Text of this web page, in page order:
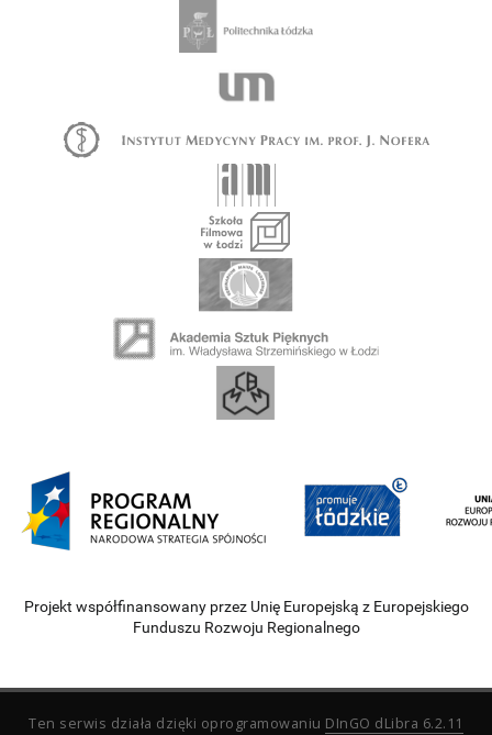
Projekt współfinansowany przez Unię Europejską z Europejskiego
Funduszu Rozwoju Regionalnego
Ten serwis działa dzięki oprogramowaniu DInGO dLibra 6.2.11